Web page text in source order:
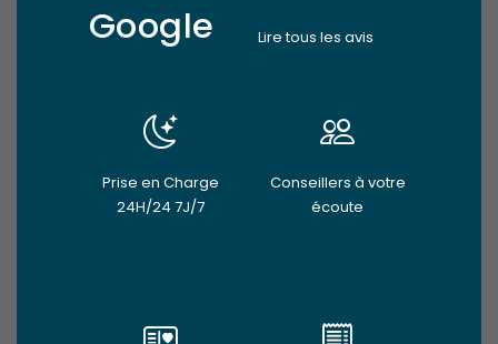
Google
Lire tous les avis
Prise en Charge
24H/24 7J/7
Conseillers à votre
écoute